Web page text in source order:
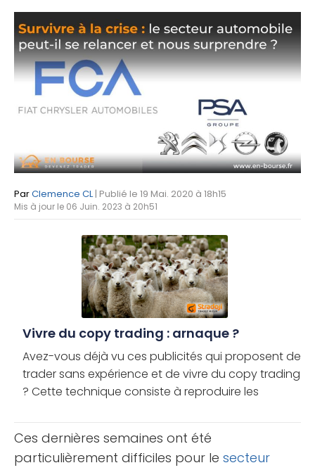
ParClemence CL | Publié le 19 Mai. 2020 à 18h15
Mis à jour le 06 Juin. 2023 à 20h51
Vivre du copy trading : arnaque ?
Avez-vous déjà vu ces publicités qui proposent de
trader sans expérience et de vivre du copy trading
? Cette technique consiste à reproduire les
Ces dernières semaines ont été
particulièrement difficiles pour le secteur